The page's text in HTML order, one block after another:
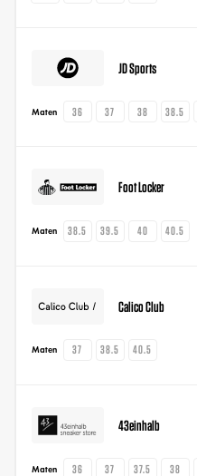
JD Sports
Maten 36 37 38 38.5
Foot Locker
Maten 38.5 39.5 40 40.5
Calico Club
Maten 37 38.5 40.5
43einhalb
Maten 36 37 37.5 38